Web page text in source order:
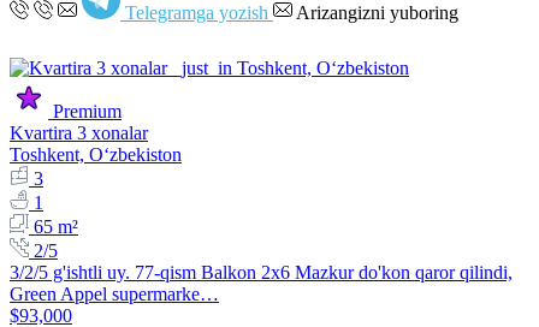
Telegramga yozish Arizangizni yuboring
Premium
Kvartira 3 xonalar
Toshkent, Oʻzbekiston
3
1
65 m²
2/5
3/2/5 g'ishtli uy. 77-qism Balkon 2x6 Mazkur do'kon qaror qilindi,
Green Appel supermarke…
$93,000